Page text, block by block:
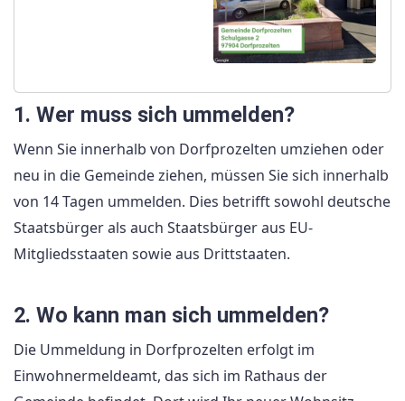
1. Wer muss sich ummelden?
Wenn Sie innerhalb von Dorfprozelten umziehen oder
neu in die Gemeinde ziehen, müssen Sie sich innerhalb
von 14 Tagen ummelden. Dies betrifft sowohl deutsche
Staatsbürger als auch Staatsbürger aus EU-
Mitgliedsstaaten sowie aus Drittstaaten.
2. Wo kann man sich ummelden?
Die Ummeldung in Dorfprozelten erfolgt im
Einwohnermeldeamt, das sich im Rathaus der